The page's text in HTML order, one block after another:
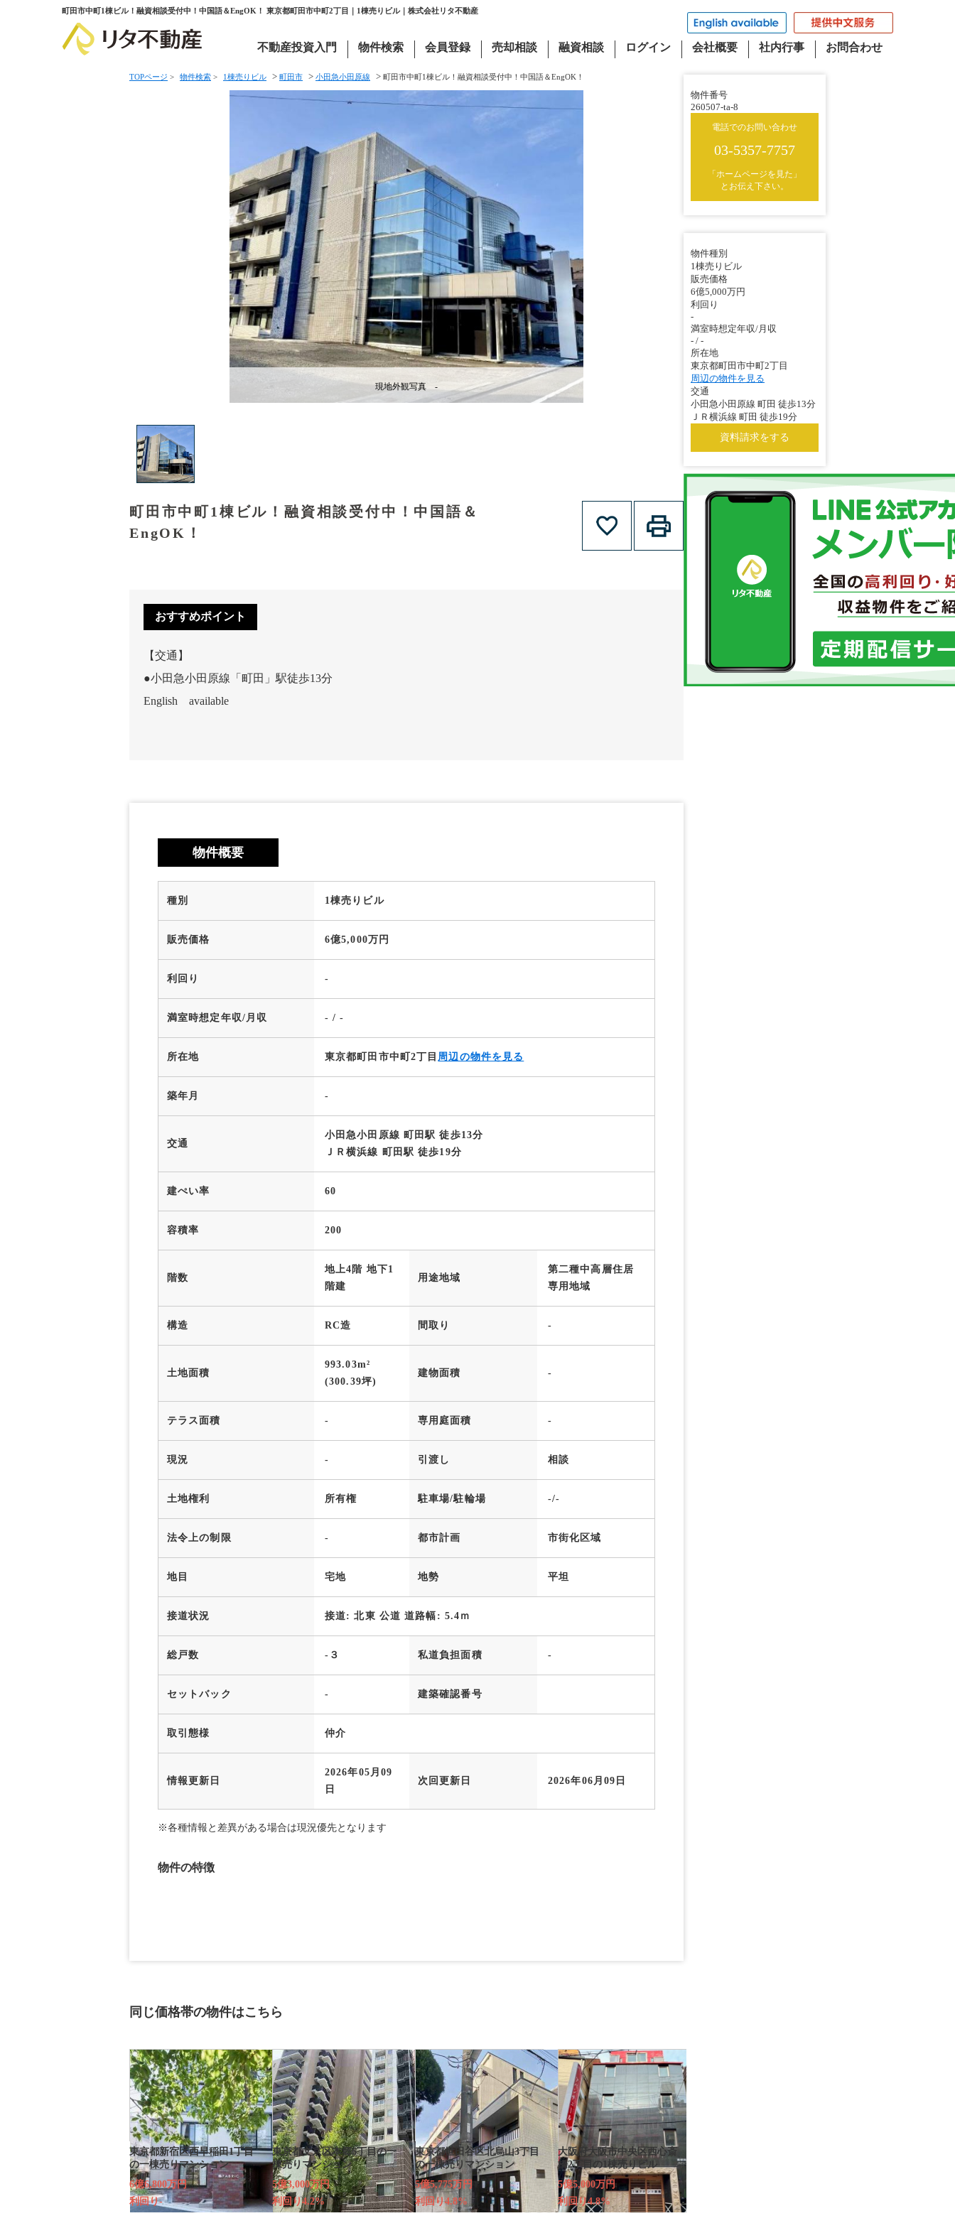
町田市中町1棟ビル！融資相談受付中！中国語＆EngOK！ 東京都町田市中町2丁目｜1棟売りビル｜株式会社リタ不動産
不動産投資入門 物件検索 会員登録 売却相談 融資相談 ログイン 会社概要 社内行事 お問合わせ
TOPページ > 物件検索 > 1棟売りビル > 町田市 > 小田急小田原線 > 町田市中町1棟ビル！融資相談受付中！中国語＆EngOK！
現地外観写真 -
町田市中町1棟ビル！融資相談受付中！中国語＆
EngOK！
おすすめポイント
【交通】
●小田急小田原線「町田」駅徒歩13分
English available
物件概要
種別 1棟売りビル
販売価格 6億5,000万円
利回り -
満室時想定年収/月収 - / -
所在地 東京都町田市中町2丁目 周辺の物件を見る
築年月 -
交通
小田急小田原線 町田駅 徒歩13分
ＪＲ横浜線 町田駅 徒歩19分
建ぺい率 60
容積率 200
階数
地上4階 地下1
階建
用途地域
第二種中高層住居
専用地域
構造 RC造 間取り -
土地面積
993.03m²
(300.39坪)
建物面積 -
テラス面積 - 専用庭面積 -
現況 - 引渡し 相談
土地権利 所有権 駐車場/駐輪場 -/-
法令上の制限 - 都市計画 市街化区域
地目 宅地 地勢 平坦
接道状況 接道: 北東 公道 道路幅: 5.4ｍ
総戸数 -３ 私道負担面積 -
セットバック - 建築確認番号
取引態様 仲介
情報更新日
2026年05月09
日
次回更新日 2026年06月09日
※各種情報と差異がある場合は現況優先となります
物件の特徴
同じ価格帯の物件はこちら
東京都新宿区西早稲田1丁目
の一棟売りマンション
6億6,800万円
利回り-
東京都文京区本郷6丁目の一
棟売りマンション
5億3,000万円
利回り4.2%
東京都世田谷区北烏山3丁目
の一棟売りマンション
5億5,775万円
利回り4.8%
大阪府大阪市中央区西心斎
橋2丁目の1棟売りビル
5億5,000万円
利回り4.8%
物件番号
260507-ta-8
電話でのお問い合わせ
03-5357-7757
「ホームページを見た」
とお伝え下さい。
物件種別
1棟売りビル
販売価格
6億5,000万円
利回り
-
満室時想定年収/月収
- / -
所在地
東京都町田市中町2丁目
周辺の物件を見る
交通
小田急小田原線 町田 徒歩13分
ＪＲ横浜線 町田 徒歩19分
資料請求をする